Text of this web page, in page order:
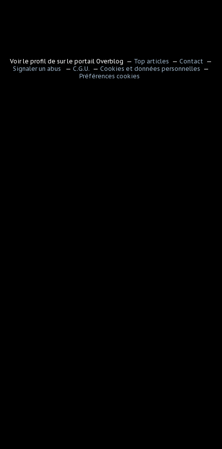
Voir le profil de sur le portail Overblog Top articles
Contact
Signaler un abus
C.G.U.
Cookies et données personnelles
Préférences cookies